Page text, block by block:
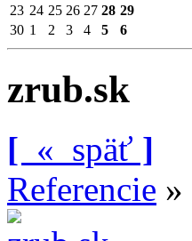
23 24 25 26 27 28 29
30 1 2 3 4 5 6
zrub.sk
[ « späť ]
Referencie »